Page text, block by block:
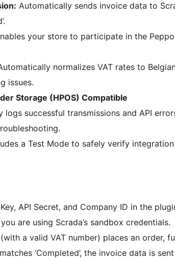
Automatically sends invoice data to
your store to participate in the
normalizes VAT rates to
issues.
Storage (HPOS) Compatible
logs successful transmissions and API
a Test Mode to safely verify integration
API Secret, and Company ID in the
are using Scrada’s sandbox credentials.
a valid VAT number) places an order,
‘Completed’, the invoice data is